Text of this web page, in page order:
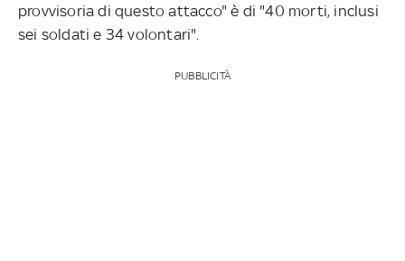
provvisoria di questo attacco" è di "40 morti, inclusi
sei soldati e 34 volontari".
PUBBLICITÀ